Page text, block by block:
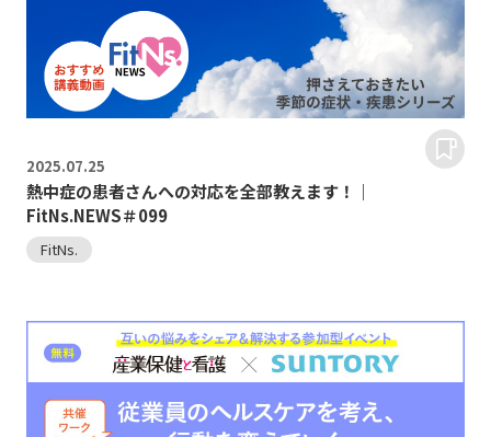
2025.07.25
熱中症の患者さんへの対応を全部教えます！｜
FitNs.NEWS＃099
FitNs.